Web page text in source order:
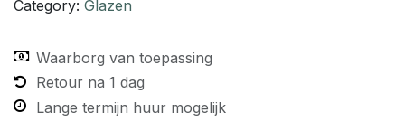
Category: Glazen
Waarborg van toepassing
Retour na 1 dag
Lange termijn huur mogelijk